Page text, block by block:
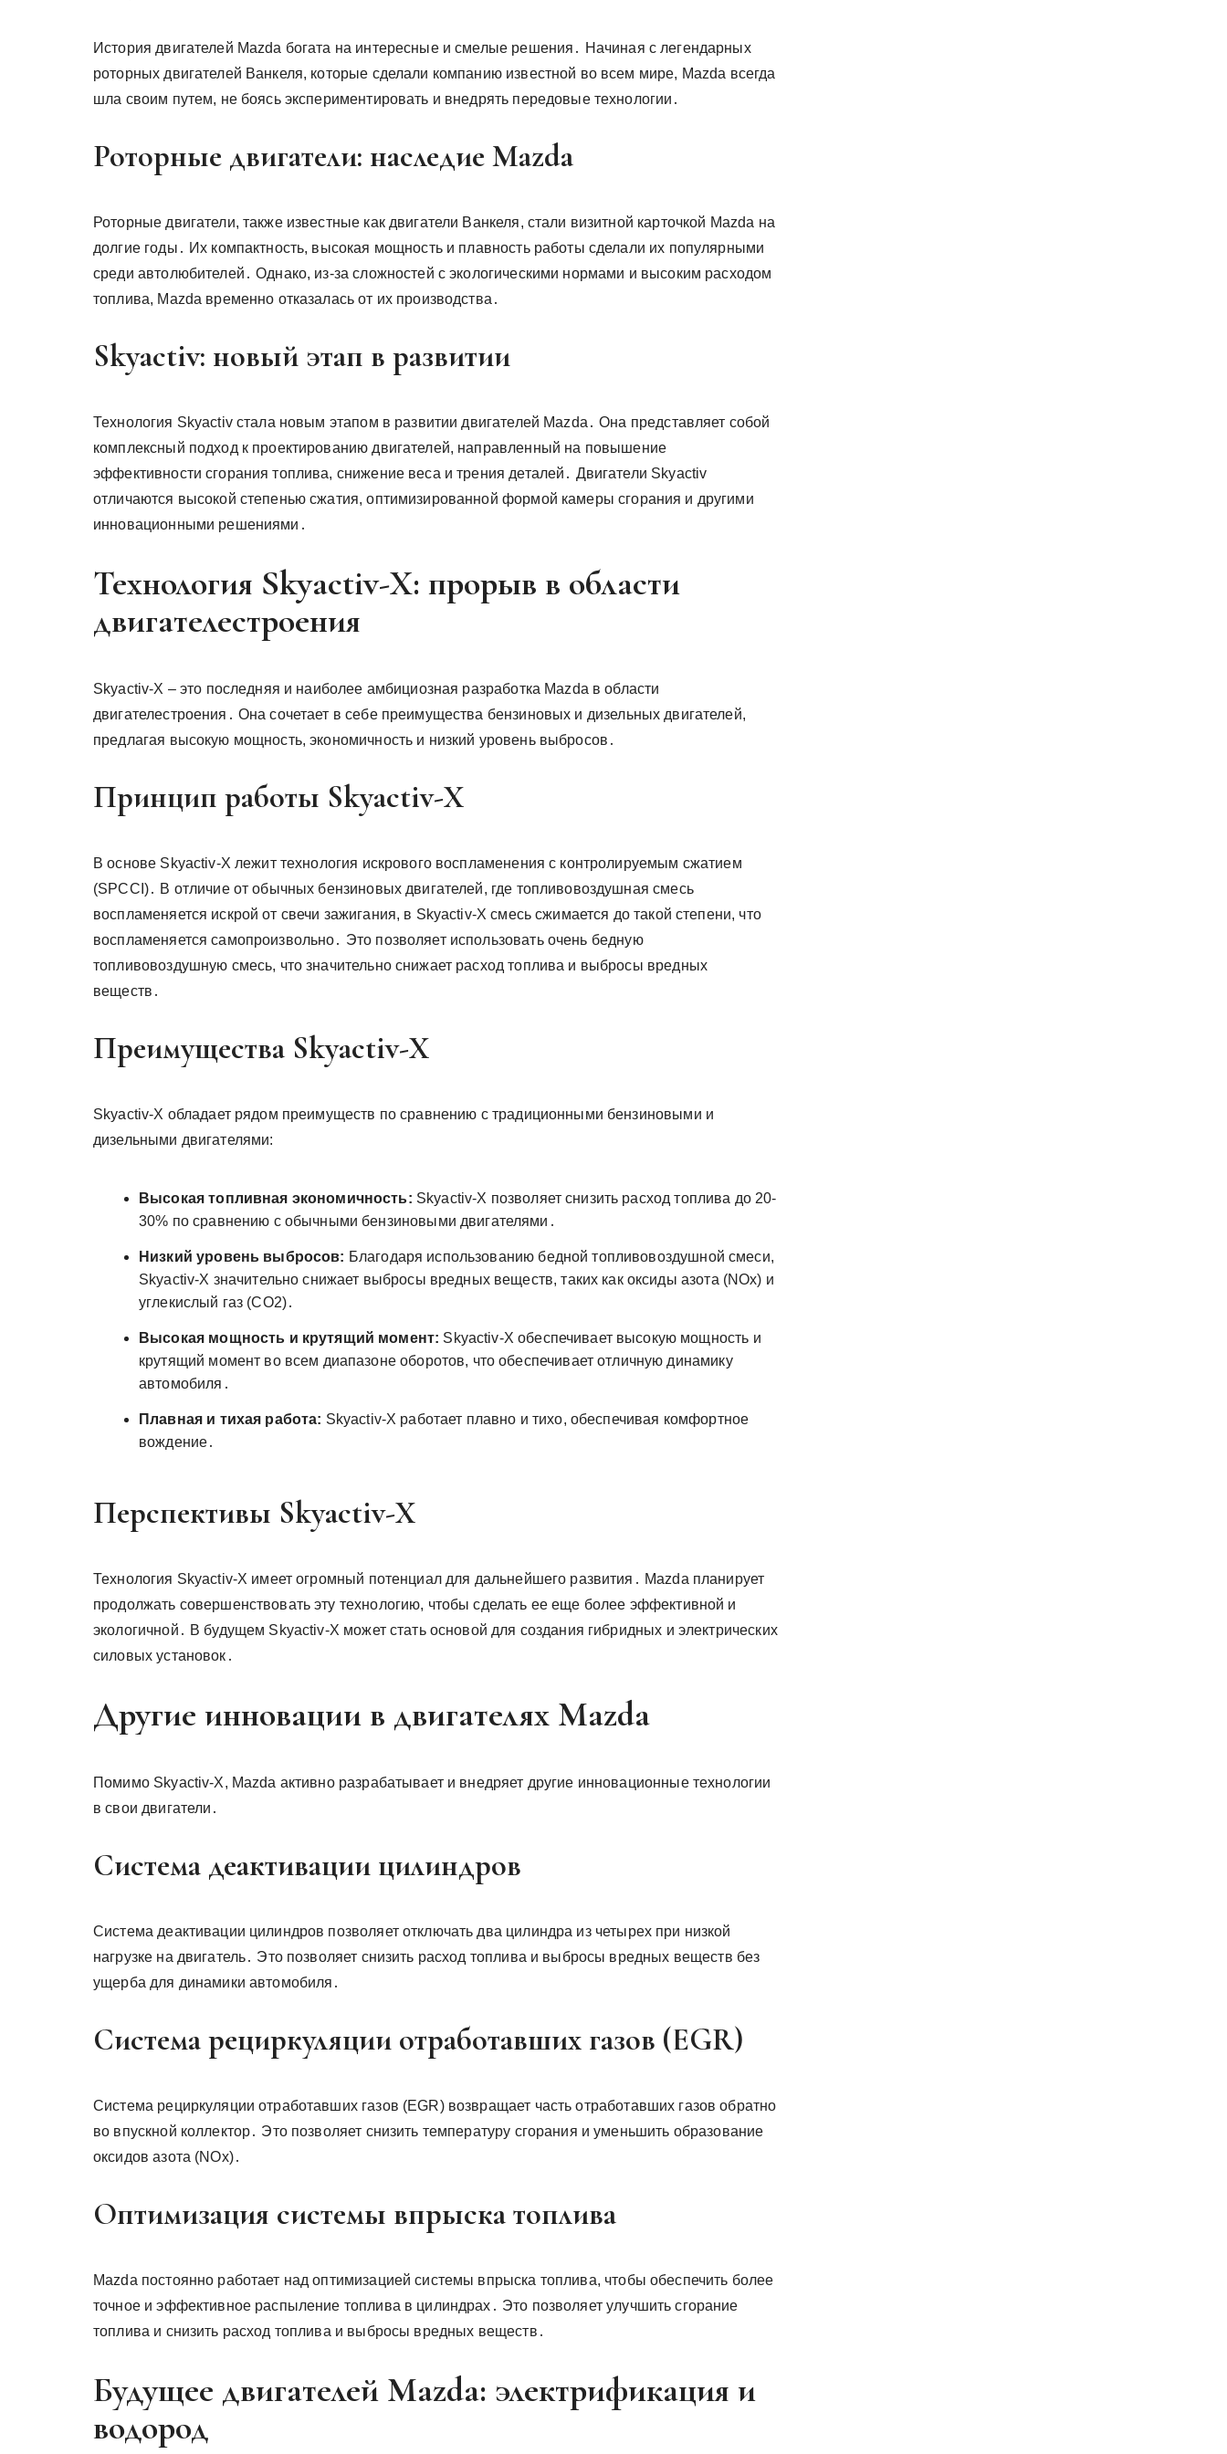
История двигателей Mazda богата на интересные и смелые решения․ Начиная с легендарных
роторных двигателей Ванкеля, которые сделали компанию известной во всем мире, Mazda всегда
шла своим путем, не боясь экспериментировать и внедрять передовые технологии․
Роторные двигатели: наследие Mazda
Роторные двигатели, также известные как двигатели Ванкеля, стали визитной карточкой Mazda на
долгие годы․ Их компактность, высокая мощность и плавность работы сделали их популярными
среди автолюбителей․ Однако, из-за сложностей с экологическими нормами и высоким расходом
топлива, Mazda временно отказалась от их производства․
Skyactiv: новый этап в развитии
Технология Skyactiv стала новым этапом в развитии двигателей Mazda․ Она представляет собой
комплексный подход к проектированию двигателей, направленный на повышение
эффективности сгорания топлива, снижение веса и трения деталей․ Двигатели Skyactiv
отличаются высокой степенью сжатия, оптимизированной формой камеры сгорания и другими
инновационными решениями․
Технология Skyactiv-X: прорыв в области
двигателестроения
Skyactiv-X – это последняя и наиболее амбициозная разработка Mazda в области
двигателестроения․ Она сочетает в себе преимущества бензиновых и дизельных двигателей,
предлагая высокую мощность, экономичность и низкий уровень выбросов․
Принцип работы Skyactiv-X
В основе Skyactiv-X лежит технология искрового воспламенения с контролируемым сжатием
(SPCCI)․ В отличие от обычных бензиновых двигателей, где топливовоздушная смесь
воспламеняется искрой от свечи зажигания, в Skyactiv-X смесь сжимается до такой степени, что
воспламеняется самопроизвольно․ Это позволяет использовать очень бедную
топливовоздушную смесь, что значительно снижает расход топлива и выбросы вредных
веществ․
Преимущества Skyactiv-X
Skyactiv-X обладает рядом преимуществ по сравнению с традиционными бензиновыми и
дизельными двигателями:
Высокая топливная экономичность: Skyactiv-X позволяет снизить расход топлива до 20-
30% по сравнению с обычными бензиновыми двигателями․
Низкий уровень выбросов: Благодаря использованию бедной топливовоздушной смеси,
Skyactiv-X значительно снижает выбросы вредных веществ, таких как оксиды азота (NOx) и
углекислый газ (CO2)․
Высокая мощность и крутящий момент: Skyactiv-X обеспечивает высокую мощность и
крутящий момент во всем диапазоне оборотов, что обеспечивает отличную динамику
автомобиля․
Плавная и тихая работа: Skyactiv-X работает плавно и тихо, обеспечивая комфортное
вождение․
Перспективы Skyactiv-X
Технология Skyactiv-X имеет огромный потенциал для дальнейшего развития․ Mazda планирует
продолжать совершенствовать эту технологию, чтобы сделать ее еще более эффективной и
экологичной․ В будущем Skyactiv-X может стать основой для создания гибридных и электрических
силовых установок․
Другие инновации в двигателях Mazda
Помимо Skyactiv-X, Mazda активно разрабатывает и внедряет другие инновационные технологии
в свои двигатели․
Система деактивации цилиндров
Система деактивации цилиндров позволяет отключать два цилиндра из четырех при низкой
нагрузке на двигатель․ Это позволяет снизить расход топлива и выбросы вредных веществ без
ущерба для динамики автомобиля․
Система рециркуляции отработавших газов (EGR)
Система рециркуляции отработавших газов (EGR) возвращает часть отработавших газов обратно
во впускной коллектор․ Это позволяет снизить температуру сгорания и уменьшить образование
оксидов азота (NOx)․
Оптимизация системы впрыска топлива
Mazda постоянно работает над оптимизацией системы впрыска топлива, чтобы обеспечить более
точное и эффективное распыление топлива в цилиндрах․ Это позволяет улучшить сгорание
топлива и снизить расход топлива и выбросы вредных веществ․
Будущее двигателей Mazda: электрификация и
водород